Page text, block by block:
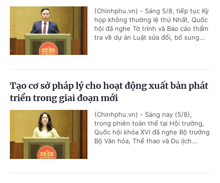
(Chinhphu.vn) - Sáng 5/8, tiếp tục Kỳ
họp không thường lệ thứ Nhất, Quốc
hội đã nghe Tờ trình và Báo cáo thẩm
tra về dự án Luật sửa đổi, bổ sung...
Tạo cơ sở pháp lý cho hoạt động xuất bản phát
triển trong giai đoạn mới
(Chinhphu.vn) - Sáng nay (5/8),
trong phiên toàn thể tại Hội trường,
Quốc hội khóa XVI đã nghe Bộ trưởng
Bộ Văn hóa, Thể thao và Du lịch...